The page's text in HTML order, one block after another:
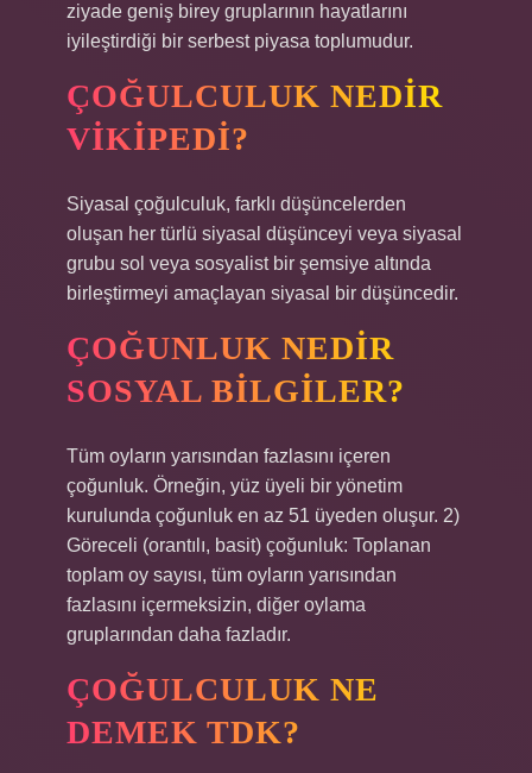
ziyade geniş birey gruplarının hayatlarını
iyileştirdiği bir serbest piyasa toplumudur.
ÇOĞULCULUK NEDIR
VIKIPEDI?
Siyasal çoğulculuk, farklı düşüncelerden
oluşan her türlü siyasal düşünceyi veya siyasal
grubu sol veya sosyalist bir şemsiye altında
birleştirmeyi amaçlayan siyasal bir düşüncedir.
ÇOĞUNLUK NEDIR
SOSYAL BILGILER?
Tüm oyların yarısından fazlasını içeren
çoğunluk. Örneğin, yüz üyeli bir yönetim
kurulunda çoğunluk en az 51 üyeden oluşur. 2)
Göreceli (orantılı, basit) çoğunluk: Toplanan
toplam oy sayısı, tüm oyların yarısından
fazlasını içermeksizin, diğer oylama
gruplarından daha fazladır.
ÇOĞULCULUK NE
DEMEK TDK?